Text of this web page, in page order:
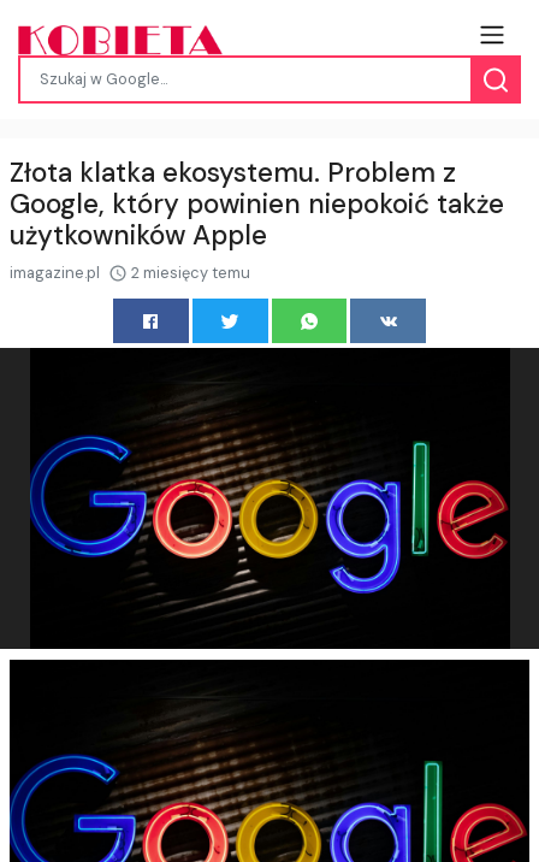
Złota klatka ekosystemu. Problem z
Google, który powinien niepokoić także
użytkowników Apple
imagazine.pl 2 miesięcy temu